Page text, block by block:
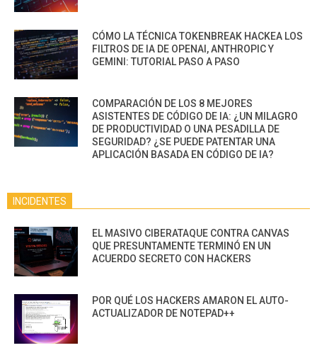
CÓMO LA TÉCNICA TOKENBREAK HACKEA LOS
FILTROS DE IA DE OPENAI, ANTHROPIC Y
GEMINI: TUTORIAL PASO A PASO
COMPARACIÓN DE LOS 8 MEJORES
ASISTENTES DE CÓDIGO DE IA: ¿UN MILAGRO
DE PRODUCTIVIDAD O UNA PESADILLA DE
SEGURIDAD? ¿SE PUEDE PATENTAR UNA
APLICACIÓN BASADA EN CÓDIGO DE IA?
INCIDENTES
EL MASIVO CIBERATAQUE CONTRA CANVAS
QUE PRESUNTAMENTE TERMINÓ EN UN
ACUERDO SECRETO CON HACKERS
POR QUÉ LOS HACKERS AMARON EL AUTO-
ACTUALIZADOR DE NOTEPAD++